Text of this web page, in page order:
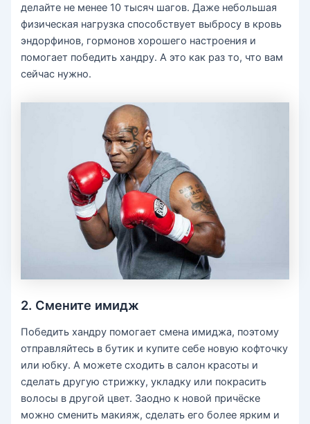
делайте не менее 10 тысяч шагов. Даже небольшая
физическая нагрузка способствует выбросу в кровь
эндорфинов, гормонов хорошего настроения и
помогает победить хандру. А это как раз то, что вам
сейчас нужно.
2. Смените имидж
Победить хандру помогает смена имиджа, поэтому
отправляйтесь в бутик и купите себе новую кофточку
или юбку. А можете сходить в салон красоты и
сделать другую стрижку, укладку или покрасить
волосы в другой цвет. Заодно к новой причёске
можно сменить макияж, сделать его более ярким и